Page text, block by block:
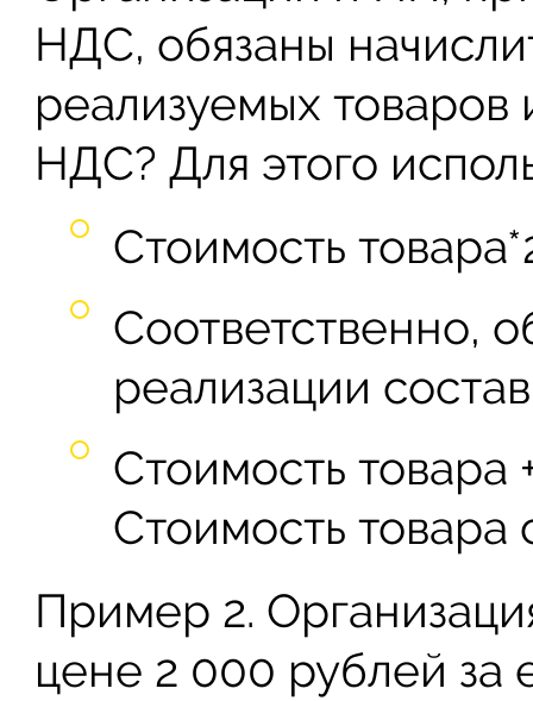
НДС, обязаны
реализуемых товаров
НДС? Для этого
Стоимость
Соответственно,
реализации
Стоимость товара
Стоимость
Пример 2.
цене 2 000 рублей за